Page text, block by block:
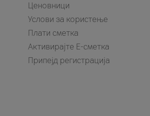
Ценовници
Услови за користење
Плати сметка
Активирајте Е-сметка
Припејд регистрација